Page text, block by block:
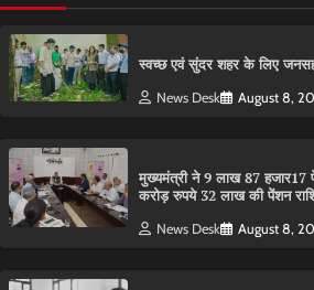
स्वच्छ एवं सुंदर शहर के लिए
News Desk August 8,
मुख्यमंत्री ने 9 लाख 87 हजार17
करोड़ रुपये 32 लाख की पेंशन
News Desk August 8,